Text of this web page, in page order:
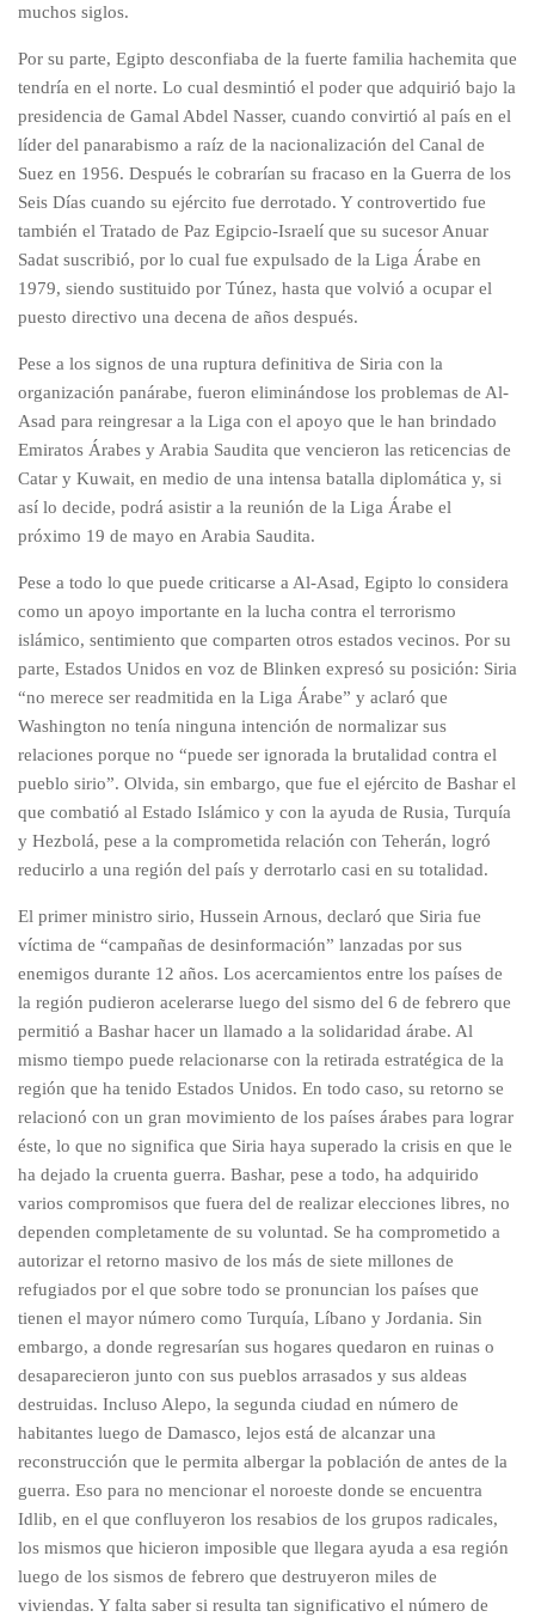
muchos siglos.
Por su parte, Egipto desconfiaba de la fuerte familia hachemita que
tendría en el norte. Lo cual desmintió el poder que adquirió bajo la
presidencia de Gamal Abdel Nasser, cuando convirtió al país en el
líder del panarabismo a raíz de la nacionalización del Canal de
Suez en 1956. Después le cobrarían su fracaso en la Guerra de los
Seis Días cuando su ejército fue derrotado. Y controvertido fue
también el Tratado de Paz Egipcio-Israelí que su sucesor Anuar
Sadat suscribió, por lo cual fue expulsado de la Liga Árabe en
1979, siendo sustituido por Túnez, hasta que volvió a ocupar el
puesto directivo una decena de años después.
Pese a los signos de una ruptura definitiva de Siria con la
organización panárabe, fueron eliminándose los problemas de Al-
Asad para reingresar a la Liga con el apoyo que le han brindado
Emiratos Árabes y Arabia Saudita que vencieron las reticencias de
Catar y Kuwait, en medio de una intensa batalla diplomática y, si
así lo decide, podrá asistir a la reunión de la Liga Árabe el
próximo 19 de mayo en Arabia Saudita.
Pese a todo lo que puede criticarse a Al-Asad, Egipto lo considera
como un apoyo importante en la lucha contra el terrorismo
islámico, sentimiento que comparten otros estados vecinos. Por su
parte, Estados Unidos en voz de Blinken expresó su posición: Siria
“no merece ser readmitida en la Liga Árabe” y aclaró que
Washington no tenía ninguna intención de normalizar sus
relaciones porque no “puede ser ignorada la brutalidad contra el
pueblo sirio”. Olvida, sin embargo, que fue el ejército de Bashar el
que combatió al Estado Islámico y con la ayuda de Rusia, Turquía
y Hezbolá, pese a la comprometida relación con Teherán, logró
reducirlo a una región del país y derrotarlo casi en su totalidad.
El primer ministro sirio, Hussein Arnous, declaró que Siria fue
víctima de “campañas de desinformación” lanzadas por sus
enemigos durante 12 años. Los acercamientos entre los países de
la región pudieron acelerarse luego del sismo del 6 de febrero que
permitió a Bashar hacer un llamado a la solidaridad árabe. Al
mismo tiempo puede relacionarse con la retirada estratégica de la
región que ha tenido Estados Unidos. En todo caso, su retorno se
relacionó con un gran movimiento de los países árabes para lograr
éste, lo que no significa que Siria haya superado la crisis en que le
ha dejado la cruenta guerra. Bashar, pese a todo, ha adquirido
varios compromisos que fuera del de realizar elecciones libres, no
dependen completamente de su voluntad. Se ha comprometido a
autorizar el retorno masivo de los más de siete millones de
refugiados por el que sobre todo se pronuncian los países que
tienen el mayor número como Turquía, Líbano y Jordania. Sin
embargo, a donde regresarían sus hogares quedaron en ruinas o
desaparecieron junto con sus pueblos arrasados y sus aldeas
destruidas. Incluso Alepo, la segunda ciudad en número de
habitantes luego de Damasco, lejos está de alcanzar una
reconstrucción que le permita albergar la población de antes de la
guerra. Eso para no mencionar el noroeste donde se encuentra
Idlib, en el que confluyeron los resabios de los grupos radicales,
los mismos que hicieron imposible que llegara ayuda a esa región
luego de los sismos de febrero que destruyeron miles de
viviendas. Y falta saber si resulta tan significativo el número de